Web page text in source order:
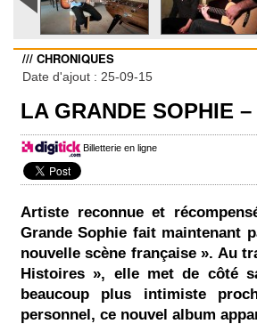
/// CHRONIQUES
Date d'ajout : 25-09-15
LA GRANDE SOPHIE
Billetterie en ligne
Artiste reconnue et
Grande Sophie fait maintenant
nouvelle scène française ». Au
Histoires », elle met de côté
beaucoup plus intimiste
personnel, ce nouvel album